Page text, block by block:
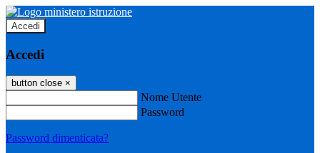
Accedi
Accedi
button close ×
Nome Utente
Password
Password dimenticata?